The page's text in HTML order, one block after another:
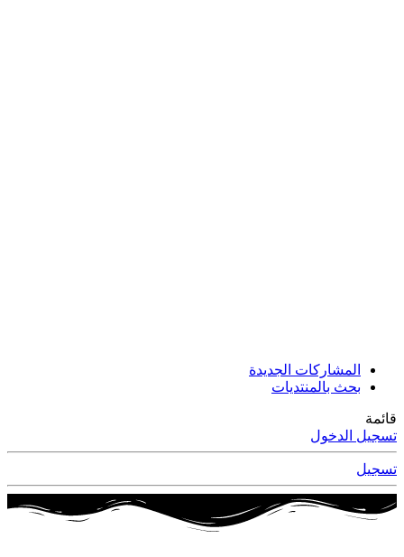
المشاركات الجديدة
بحث بالمنتديات
قائمة
تسجيل الدخول
تسجيل